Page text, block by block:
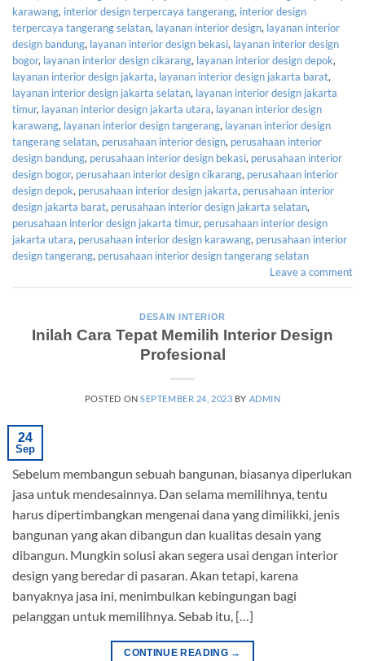
karawang, interior design terpercaya tangerang, interior design
terpercaya tangerang selatan, layanan interior design, layanan interior
design bandung, layanan interior design bekasi, layanan interior design
bogor, layanan interior design cikarang, layanan interior design depok,
layanan interior design jakarta, layanan interior design jakarta barat,
layanan interior design jakarta selatan, layanan interior design jakarta
timur, layanan interior design jakarta utara, layanan interior design
karawang, layanan interior design tangerang, layanan interior design
tangerang selatan, perusahaan interior design, perusahaan interior
design bandung, perusahaan interior design bekasi, perusahaan interior
design bogor, perusahaan interior design cikarang, perusahaan interior
design depok, perusahaan interior design jakarta, perusahaan interior
design jakarta barat, perusahaan interior design jakarta selatan,
perusahaan interior design jakarta timur, perusahaan interior design
jakarta utara, perusahaan interior design karawang, perusahaan interior
design tangerang, perusahaan interior design tangerang selatan
Leave a comment
DESAIN INTERIOR
Inilah Cara Tepat Memilih Interior Design
Profesional
POSTED ONSEPTEMBER 24, 2023 BY ADMIN
24
Sep
Sebelum membangun sebuah bangunan, biasanya diperlukan
jasa untuk mendesainnya. Dan selama memilihnya, tentu
harus dipertimbangkan mengenai dana yang dimilikki, jenis
bangunan yang akan dibangun dan kualitas desain yang
dibangun. Mungkin solusi akan segera usai dengan interior
design yang beredar di pasaran. Akan tetapi, karena
banyaknya jasa ini, menimbulkan kebingungan bagi
pelanggan untuk memilihnya. Sebab itu, […]
CONTINUE READING →